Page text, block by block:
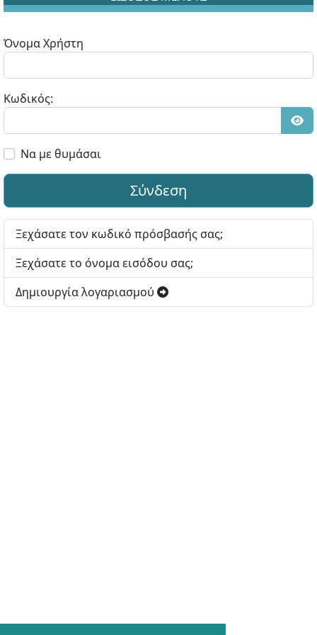
Όνομα Χρήστη
Κωδικός:
Να με θυμάσαι
Σύνδεση
Ξεχάσατε τον κωδικό πρόσβασής σας;
Ξεχάσατε το όνομα εισόδου σας;
Δημιουργία λογαριασμού